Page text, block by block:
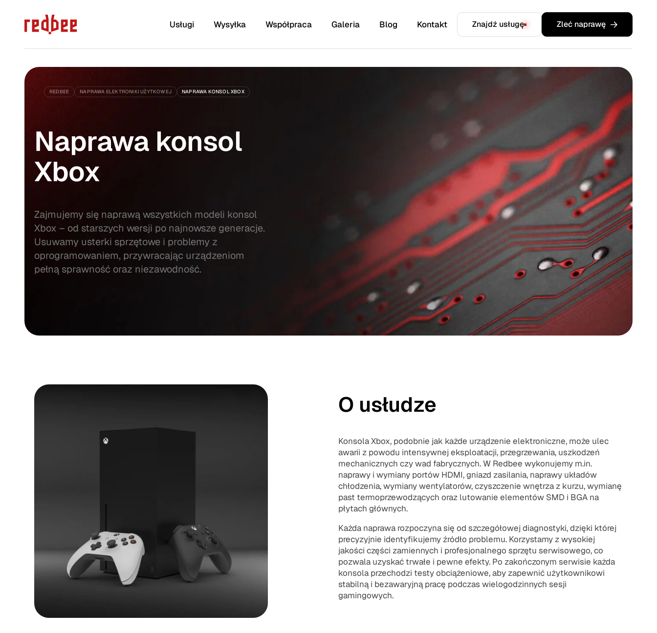
Usługi
wiele innych
innych
Wysyłka Współpraca Galeria Blog Kontakt Znajdź usługę Zleć naprawę
REDBEE NAPRAWA ELEKTRONIKI UŻYTKOWEJ NAPRAWA KONSOL XBOX
Naprawa konsol
Xbox
Zajmujemy się naprawą wszystkich modeli konsol
Xbox – od starszych wersji po najnowsze generacje.
Usuwamy usterki sprzętowe i problemy z
oprogramowaniem, przywracając urządzeniom
pełną sprawność oraz niezawodność.
O usłudze
Konsola Xbox, podobnie jak każde urządzenie elektroniczne, może ulec
awarii z powodu intensywnej eksploatacji, przegrzewania, uszkodzeń
mechanicznych czy wad fabrycznych. W Redbee wykonujemy m.in.
naprawy i wymiany portów HDMI, gniazd zasilania, naprawy układów
chłodzenia, wymiany wentylatorów, czyszczenie wnętrza z kurzu, wymianę
past termoprzewodzących oraz lutowanie elementów SMD i BGA na
płytach głównych.
Każda naprawa rozpoczyna się od szczegółowej diagnostyki, dzięki której
precyzyjnie identyfikujemy źródło problemu. Korzystamy z wysokiej
jakości części zamiennych i profesjonalnego sprzętu serwisowego, co
pozwala uzyskać trwałe i pewne efekty. Po zakończonym serwisie każda
konsola przechodzi testy obciążeniowe, aby zapewnić użytkownikowi
stabilną i bezawaryjną pracę podczas wielogodzinnych sesji
gamingowych.